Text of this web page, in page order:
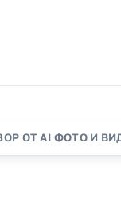
ОТ AI ФОТО И